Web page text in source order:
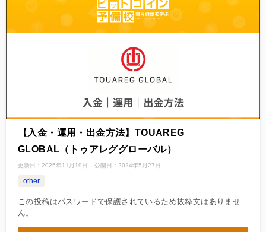
【入金・運用・出金方法】TOUAREG
GLOBAL（トゥアレググローバル）
更新日： 2025年11月19日 公開日： 2024年5月27日
other
この投稿はパスワードで保護されているため抜粋文はありませ
ん。